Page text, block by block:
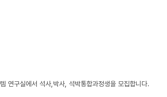
연구실에서 석사,박사, 석박통합과정생을 모집합니다.